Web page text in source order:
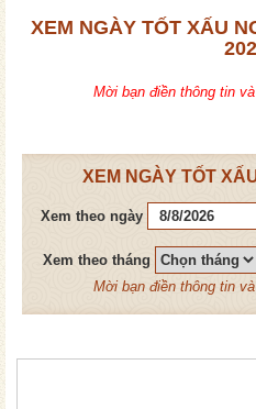
XEM NGÀY TỐT XẤU
Mời bạn điền thông tin
XEM NGÀY TỐT
Xem theo ngày
Xem theo tháng
Mời bạn điền thông tin